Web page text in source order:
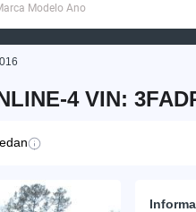
Modelo Ano
4 VIN: